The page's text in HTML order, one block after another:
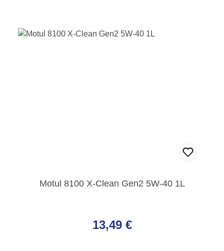
Motul 8100 X-Clean Gen2 5W-40 1L
13,49 €